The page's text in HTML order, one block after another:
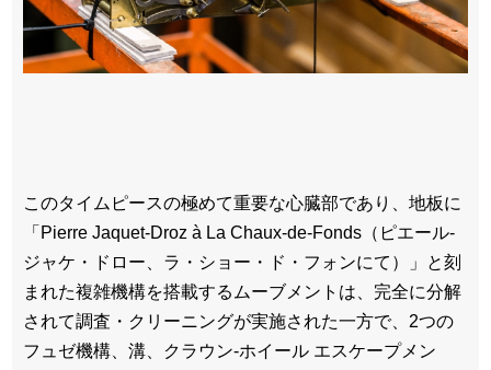
このタイムピースの極めて重要な心臓部であり、地板に
「Pierre Jaquet-Droz à La Chaux-de-Fonds（ピエール-
ジャケ・ドロー、ラ・ショー・ド・フォンにて）」と刻
まれた複雑機構を搭載するムーブメントは、完全に分解
されて調査・クリーニングが実施された一方で、2つの
フュゼ機構、溝、クラウン-ホイール エスケープメン